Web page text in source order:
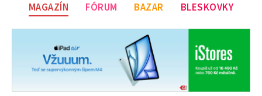
MAGAZÍN FÓRUM BAZAR BLESKOVKY